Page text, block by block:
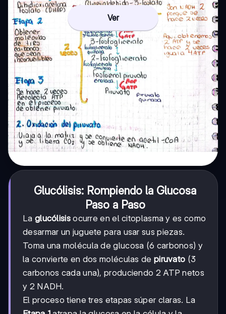
Ver
Glucólisis: Rompiendo la Glucosa
Paso a Paso
La glucólisisocurre en el citoplasma y es como
desarmar un juguete para usar sus piezas.
Toma una molécula de glucosa (6 carbonos) y
la convierte en dos moléculas de piruvato (3
carbonos cada una), produciendo 2 ATP netos
y 2 NADH.
El proceso tiene tres etapas súper claras. La